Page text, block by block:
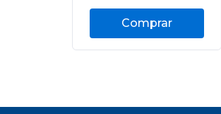
Comprar